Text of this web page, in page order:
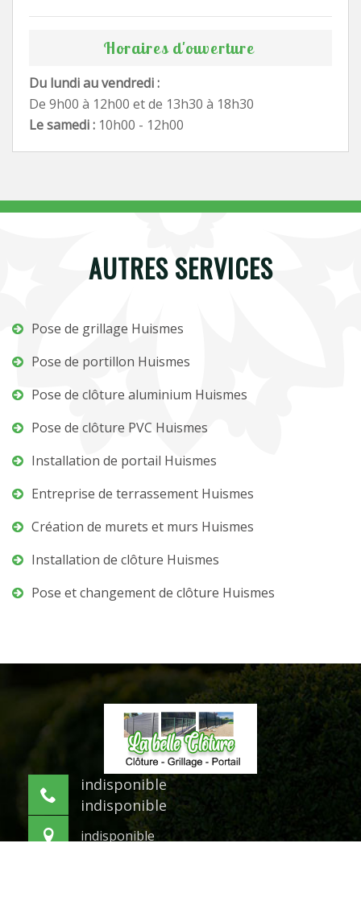
Horaires d'ouverture
Du lundi au vendredi :
De 9h00 à 12h00 et de 13h30 à 18h30
Le samedi : 10h00 - 12h00
AUTRES SERVICES
Pose de grillage Huismes
Pose de portillon Huismes
Pose de clôture aluminium Huismes
Pose de clôture PVC Huismes
Installation de portail Huismes
Entreprise de terrassement Huismes
Création de murets et murs Huismes
Installation de clôture Huismes
Pose et changement de clôture Huismes
indisponible
indisponible
indisponible